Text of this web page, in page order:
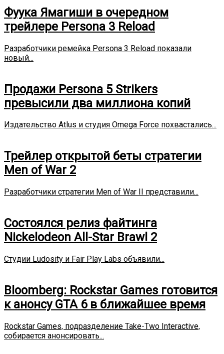
Фуука Ямагиши в очередном
трейлере Persona 3 Reload
Разработчики ремейка Persona 3 Reload показали
новый...
Продажи Persona 5 Strikers
превысили два миллиона копий
Издательство Atlus и студия Omega Force похвастались...
Трейлер открытой беты стратегии
Men of War 2
Разработчики стратегии Men of War II представили...
Состоялся релиз файтинга
Nickelodeon All-Star Brawl 2
Студии Ludosity и Fair Play Labs объявили...
Bloomberg: Rockstar Games готовится
к анонсу GTA 6 в ближайшее время
Rockstar Games, подразделение Take-Two Interactive,
собирается анонсировать...